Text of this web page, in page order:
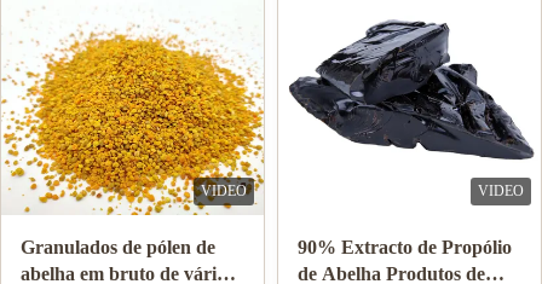
VIDEO
Venda a retalho de mel de
abelha natural mel de
VIDEO
10-HDA 2% Orgânico
Fresco Geleia Real Natural